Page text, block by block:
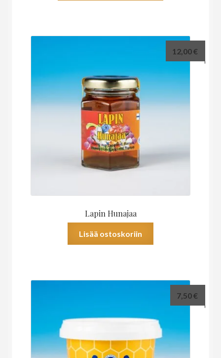
muunnelma.
tehdä
valinnat
tuotteen
sivulla.
Lapin Hunajaa
12,00€
Lisää ostoskoriin
7,50€